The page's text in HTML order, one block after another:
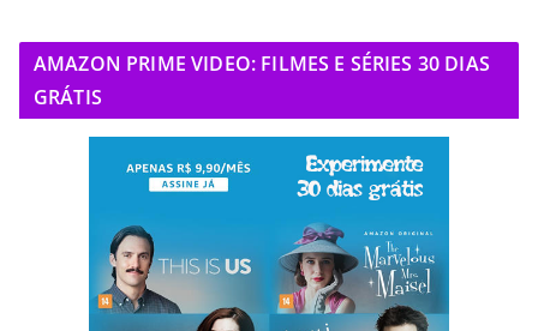
AMAZON PRIME VIDEO: FILMES E SÉRIES 30 DIAS
GRÁTIS